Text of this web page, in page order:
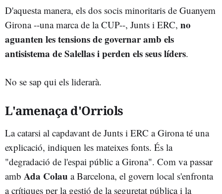
D'aquesta manera, els dos socis minoritaris de Guanyem
Girona --una marca de la CUP--, Junts i ERC, no
aguanten les tensions de governar amb els
antisistema de Salellas i perden els seus líders.
No se sap qui els liderarà.
L'amenaça d'Orriols
La catarsi al capdavant de Junts i ERC a Girona té una
explicació, indiquen les mateixes fonts. És la
"degradació de l'espai públic a Girona". Com va passar
amb Ada Colau a Barcelona, el govern local s'enfronta
a crítiques per la gestió de la seguretat pública i la